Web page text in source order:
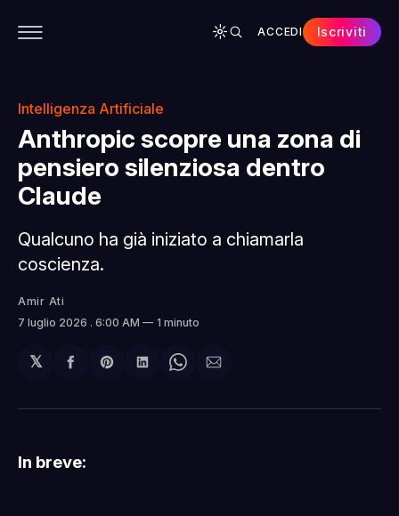
ACCEDI Iscriviti
Intelligenza Artificiale
Anthropic scopre una zona di
pensiero silenziosa dentro
Claude
Qualcuno ha già iniziato a chiamarla
coscienza.
Amir Ati
7 luglio 2026 . 6:00 AM 1 minuto
𝕏
Condividi
Facebook
Share
Pinterest
Condividi
LinkedIn
Share
WhatsApp
Condividi
email
In breve: